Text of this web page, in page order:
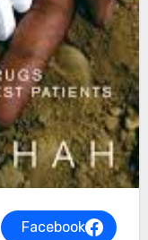
Facebook